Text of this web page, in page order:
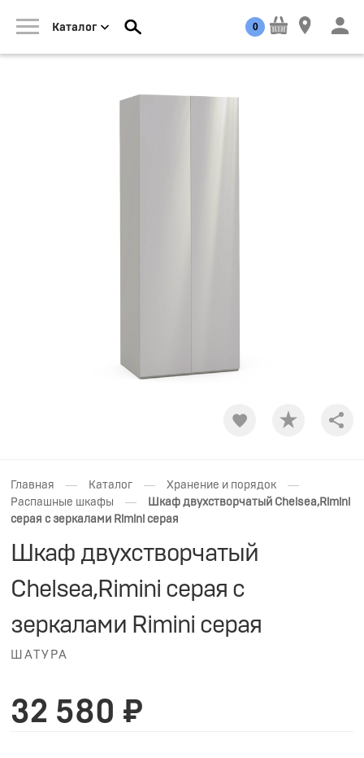
Каталог 0
Главная — Каталог — Хранение и порядок —
Распашные шкафы —
Шкаф двухстворчатый Chelsea,Rimini
серая с зеркалами Rimini серая
Шкаф двухстворчатый
Chelsea,Rimini серая с
зеркалами Rimini серая
ШАТУРА
32 580 ₽